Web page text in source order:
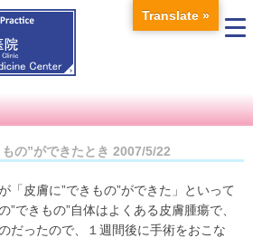
の”ができたとき 2007/5/22
「皮膚に”できもの”ができた」といって
”できもの”自体はよくある皮膚腫瘍で、
だったので、１週間後に手術をおこな
Translate »